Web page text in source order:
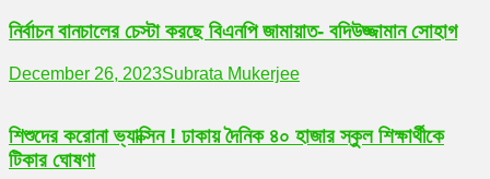
নির্বাচন বানচালের চেস্টা করছে বিএনপি জামায়াত- বদিউজ্জামান সোহাগ
December 26, 2023Subrata Mukerjee
শিশুদের করোনা ভ্যাক্সিন ! ঢাকায় দৈনিক ৪০ হাজার স্কুল শিক্ষার্থীকে
টিকার ঘোষণা